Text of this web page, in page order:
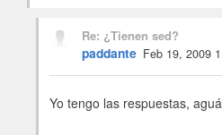
Re: ¿Tienen sed?
paddante Feb 19, 2009
Yo tengo las respuestas,